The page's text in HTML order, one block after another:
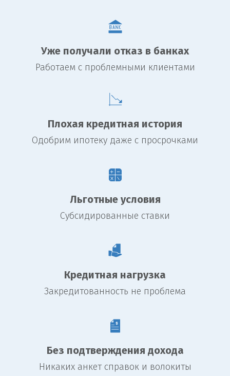
Уже получали отказ в банках
Работаем с проблемными клиентами
Плохая кредитная история
Одобрим ипотеку даже с просрочками
Льготные условия
Субсидированные ставки
Кредитная нагрузка
Закредитованность не проблема
Без подтверждения дохода
Никаких анкет справок и волокиты